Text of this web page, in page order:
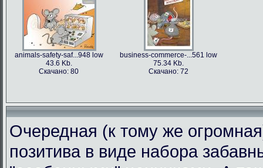
animals-safety-saf...948 low
43.6 Kb.
Скачано: 80
business-commerce-...561 low
75.34 Kb.
Скачано: 72
Очередная (к тому же
позитива в виде набора